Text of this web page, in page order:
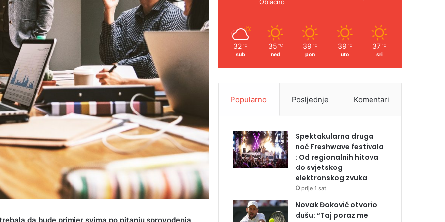
da bude primjer svima po pitanju sprovođenja
Oblačno
32 ℃
sub
35 ℃
ned
39 ℃
pon
39 ℃
uto
37 ℃
sri
Popularno Posljednje Komentari
Spektakularna druga
noć Freshwave festivala
: Od regionalnih hitova
do svjetskog
elektronskog zvuka
prije 1 sat
Novak Đoković otvorio
dušu: “Taj poraz me